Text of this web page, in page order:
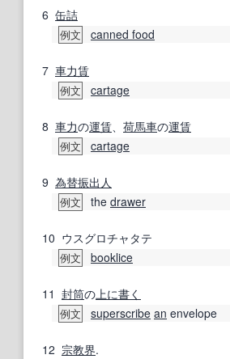
6 缶詰
例文 canned food
7 車力賃
例文 cartage
8 車力の運賃 荷馬車の運賃
例文 cartage
9 為替振出人
例文 the drawer
10 ウスグロチャタテ
例文 booklice
11 封筒の 上に書く
例文 superscribe an envelope
12 宗教界.